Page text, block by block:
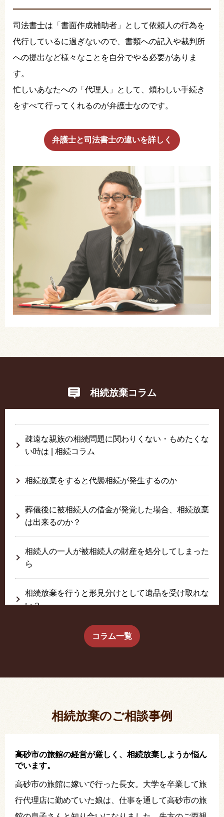
司法書士は「書面作成補助者」として依頼人の行為を
代行しているに過ぎないので、書類への記入や裁判所
への提出など様々なことを自分でやる必要がありま
す。
忙しいあなたへの「代理人」として、煩わしい手続き
をすべて行ってくれるのが弁護士なのです。
弁護士と司法書士の違いを詳しく
相続放棄コラム
疎遠な親族の相続問題に関わりくない・もめたくな
い時は | 相続コラム
相続放棄をすると代襲相続が発生するのか
葬儀後に被相続人の借金が発覚した場合、相続放棄
は出来るのか？
相続人の一人が被相続人の財産を処分してしまった
ら
相続放棄を行うと形見分けとして遺品を受け取れな
い？
生前に相続放棄すると約束した念書は有効か？
コラム一覧
相続放棄のご相談事例
高砂市の旅館の経営が厳しく、相続放棄しようか悩ん
でいます。
高砂市の旅館に嫁いで行った長女。大学を卒業して旅
行代理店に勤めていた娘は、仕事を通して高砂市の旅